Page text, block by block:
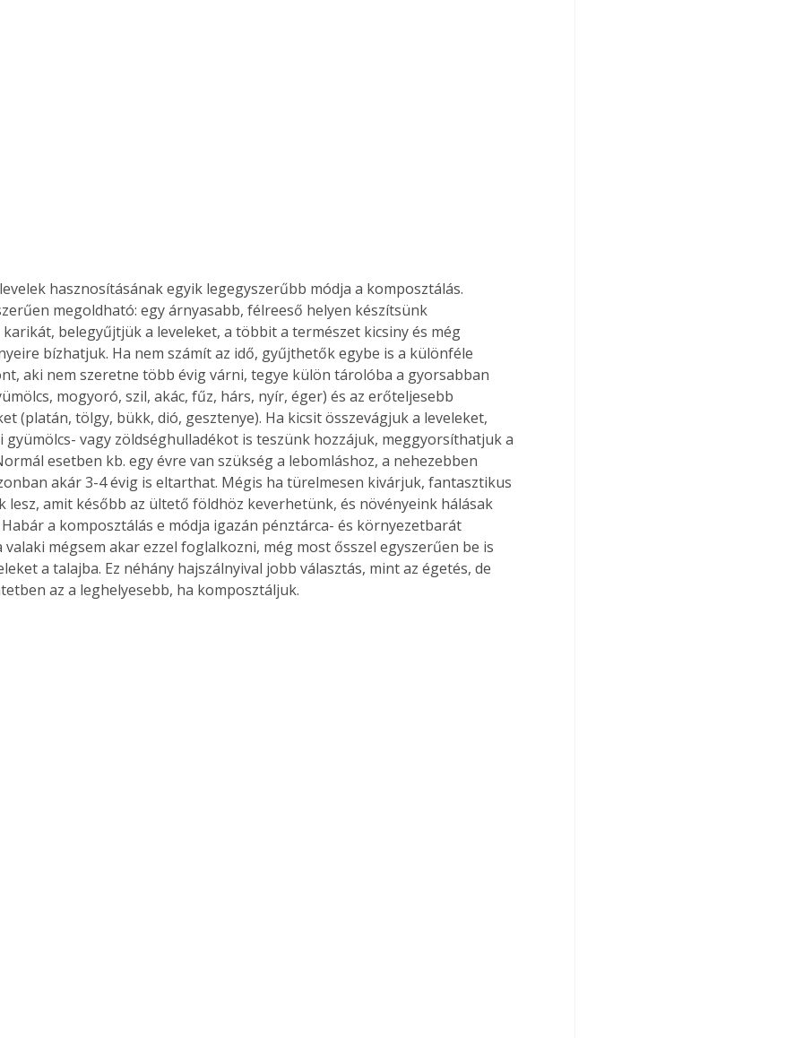
hasznosításának egyik legegyszerűbb módja a komposztálás.
megoldható: egy árnyasabb, félreeső helyen készítsünk
belegyűjtjük a leveleket, a többit a természet kicsiny és még
bízhatjuk. Ha nem számít az idő, gyűjthetők egybe is a különféle
aki nem szeretne több évig várni, tegye külön tárolóba a gyorsabban
mogyoró, szil, akác, fűz, hárs, nyír, éger) és az erőteljesebb
(platán, tölgy, bükk, dió, gesztenye). Ha kicsit összevágjuk a leveleket,
gyümölcs- vagy zöldséghulladékot is teszünk hozzájuk, meggyorsíthatjuk a
esetben kb. egy évre van szükség a lebomláshoz, a nehezebben
akár 3-4 évig is eltarthat. Mégis ha türelmesen kivárjuk, fantasztikus
lesz, amit később az ültető földhöz keverhetünk, és növényeink hálásak
a komposztálás e módja igazán pénztárca- és környezetbarát
valaki mégsem akar ezzel foglalkozni, még most ősszel egyszerűen be is
a talajba. Ez néhány hajszálnyival jobb választás, mint az égetés, de
az a leghelyesebb, ha komposztáljuk.